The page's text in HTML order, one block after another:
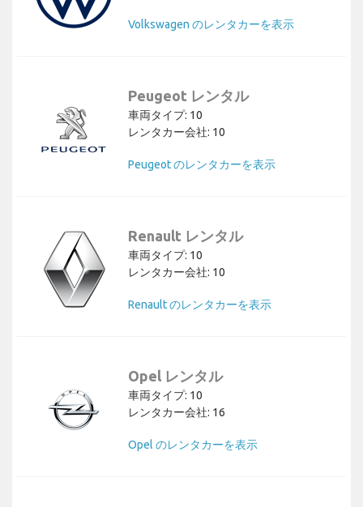
Volkswagen のレンタカーを表示
Peugeot レンタル
車両タイプ: 10
レンタカー会社: 10
Peugeot のレンタカーを表示
Renault レンタル
車両タイプ: 10
レンタカー会社: 10
Renault のレンタカーを表示
Opel レンタル
車両タイプ: 10
レンタカー会社: 16
Opel のレンタカーを表示